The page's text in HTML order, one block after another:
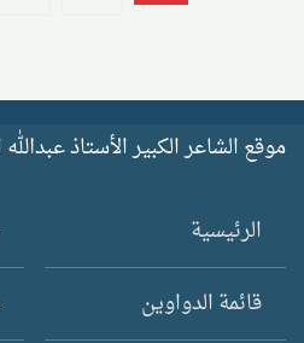
موقع الشاعر الكبير الأستاذ
الرئيسية
قائمة الدواوين